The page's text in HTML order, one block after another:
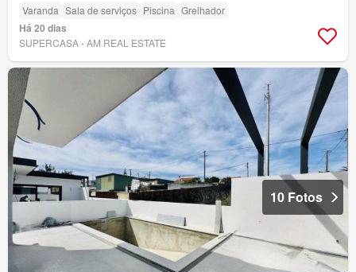
Varanda Sala de serviços Piscina Grelhador
Há 20 dias
SUPERCASA - AM REAL ESTATE
10 Fotos